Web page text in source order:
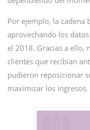
Por ejemplo, la cadena
aprovechando los
el 2018. Gracias a ello,
clientes que recibían
pudieron reposicionar
maximizar los ingresos.